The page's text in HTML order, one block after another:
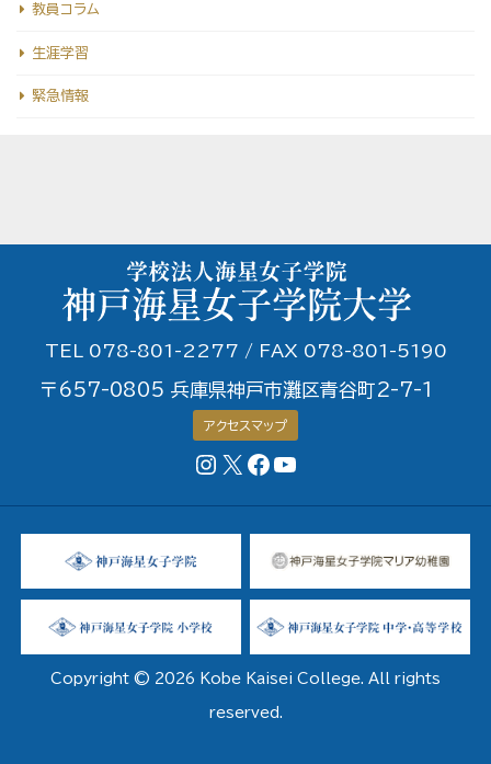
教員コラム
生涯学習
緊急情報
TEL 078-801-2277 / FAX 078-801-5190
〒657-0805 兵庫県神戸市灘区青谷町2-7-1
アクセスマップ
Instagram
X FacebookページYouTubeチャンネル
Copyright © 2026 Kobe Kaisei College. All rights
reserved.